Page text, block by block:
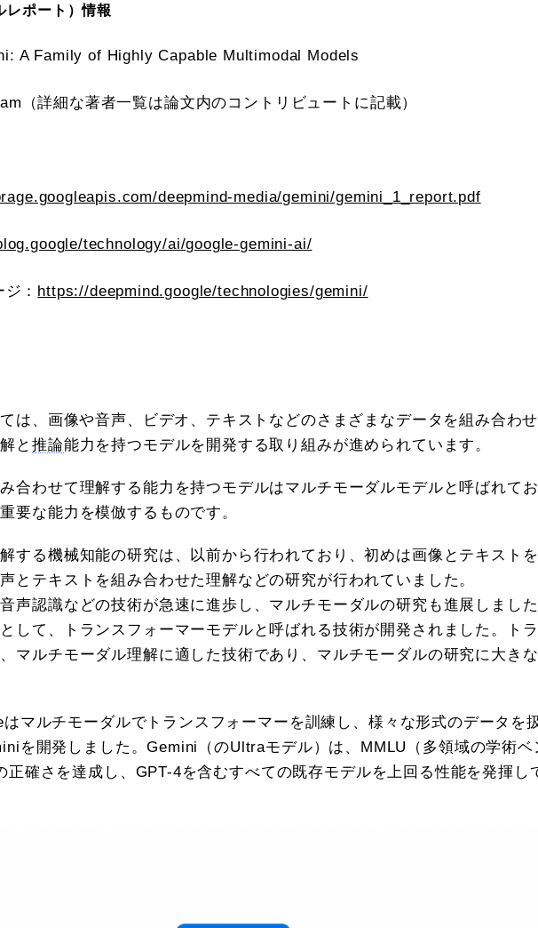
レポート）情報
A Family of Highly Capable Multimodal Models
（詳細な著者一覧は論文内のコントリビュートに記載）
deepmind-media/gemini/gemini_1_report.pdf
technology/ai/google-gemini-ai/
： https://deepmind.google/technologies/gemini/
は、画像や音声、ビデオ、テキストなどのさまざまなデータを組み合わせ
と推論能力を持つモデルを開発する取り組みが進められています。
合わせて理解する能力を持つモデルはマルチモーダルモデルと呼ばれてお
要な能力を模倣するものです。
する機械知能の研究は、以前から行われており、初めは画像とテキスト
とテキストを組み合わせた理解などの研究が行われていました。
声認識などの技術が急速に進歩し、マルチモーダルの研究も進展しました
して、トランスフォーマーモデルと呼ばれる技術が開発されました。トラ
マルチモーダル理解に適した技術であり、マルチモーダルの研究に大き
マルチモーダルでトランスフォーマーを訓練し、様々な形式のデータを
を開発しました。Gemini（のUltraモデル）は、MMLU（多領域の学術ベ
正確さを達成し、GPT-4を含むすべての既存モデルを上回る性能を発揮し